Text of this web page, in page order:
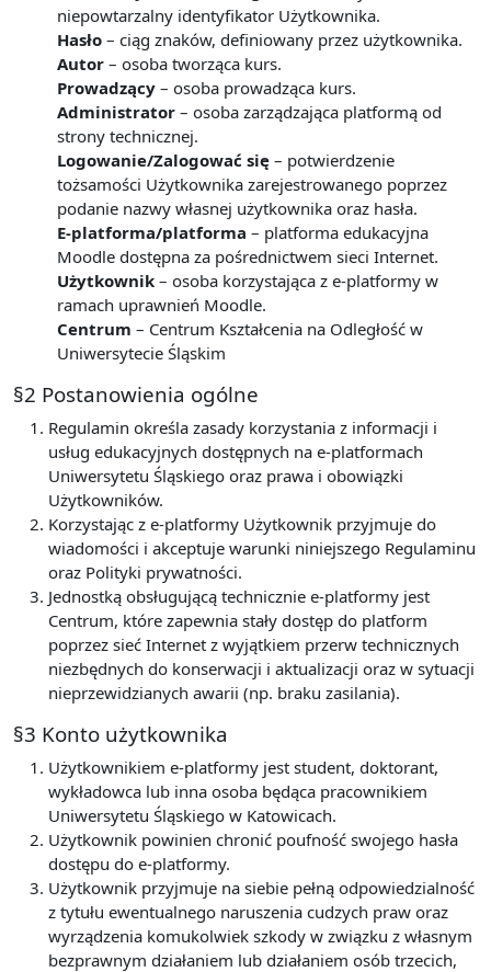
niepowtarzalny identyfikator Użytkownika.
Hasło – ciąg znaków, definiowany przez użytkownika.
Autor – osoba tworząca kurs.
Prowadzący – osoba prowadząca kurs.
Administrator – osoba zarządzająca platformą od
strony technicznej.
Logowanie/Zalogować się – potwierdzenie
tożsamości Użytkownika zarejestrowanego poprzez
podanie nazwy własnej użytkownika oraz hasła.
E-platforma/platforma – platforma edukacyjna
Moodle dostępna za pośrednictwem sieci Internet.
Użytkownik – osoba korzystająca z e-platformy w
ramach uprawnień Moodle.
Centrum – Centrum Kształcenia na Odległość w
Uniwersytecie Śląskim
§2 Postanowienia ogólne
Regulamin określa zasady korzystania z informacji i
usług edukacyjnych dostępnych na e-platformach
Uniwersytetu Śląskiego oraz prawa i obowiązki
Użytkowników.
Korzystając z e-platformy Użytkownik przyjmuje do
wiadomości i akceptuje warunki niniejszego Regulaminu
oraz Polityki prywatności.
Jednostką obsługującą technicznie e-platformy jest
Centrum, które zapewnia stały dostęp do platform
poprzez sieć Internet z wyjątkiem przerw technicznych
niezbędnych do konserwacji i aktualizacji oraz w sytuacji
nieprzewidzianych awarii (np. braku zasilania).
§3 Konto użytkownika
Użytkownikiem e-platformy jest student, doktorant,
wykładowca lub inna osoba będąca pracownikiem
Uniwersytetu Śląskiego w Katowicach.
Użytkownik powinien chronić poufność swojego hasła
dostępu do e-platformy.
Użytkownik przyjmuje na siebie pełną odpowiedzialność
z tytułu ewentualnego naruszenia cudzych praw oraz
wyrządzenia komukolwiek szkody w związku z własnym
bezprawnym działaniem lub działaniem osób trzecich,